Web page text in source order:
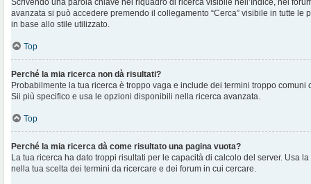
Scrivendo una parola chiave nel riquadro di ricerca visibile nell’Indice, nei
avanzata si può accedere premendo il collegamento “Cerca” visibile in tutte le
in base allo stile utilizzato.
Top
Perché la mia ricerca non dà risultati?
Probabilmente la tua ricerca è troppo vaga e include dei termini troppo
Sii più specifico e usa le opzioni disponibili nella ricerca avanzata.
Top
Perché la mia ricerca dà come risultato una pagina vuota?
La tua ricerca ha dato troppi risultati per le capacità di calcolo del server. Usa
nella tua scelta dei termini da ricercare e dei forum in cui cercare.